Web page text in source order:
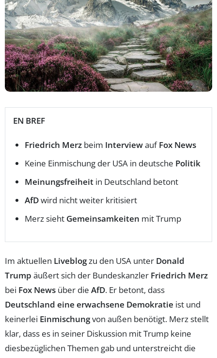
EN BREF
Friedrich Merz beim InterviewaufFox News
Keine Einmischung der USA in deutsche Politik
Meinungsfreiheit in Deutschland betont
AfDwird nicht weiter kritisiert
Merz sieht Gemeinsamkeiten mit Trump
Im aktuellen Liveblogzu den USA unter Donald
Trump äußert sich der Bundeskanzler Friedrich Merz
bei Fox News über die AfD. Er betont, dass
Deutschland eine erwachsene Demokratie ist und
keinerlei Einmischungvon außen benötigt. Merz stellt
klar, dass es in seiner Diskussion mit Trump keine
diesbezüglichen Themen gab und unterstreicht die